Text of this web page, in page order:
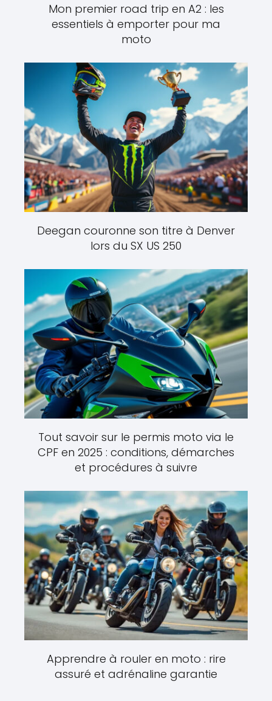
Mon premier road trip en A2 : les
essentiels à emporter pour ma
moto
Deegan couronne son titre à Denver
lors du SX US 250
Tout savoir sur le permis moto via le
CPF en 2025 : conditions, démarches
et procédures à suivre
Apprendre à rouler en moto : rire
assuré et adrénaline garantie